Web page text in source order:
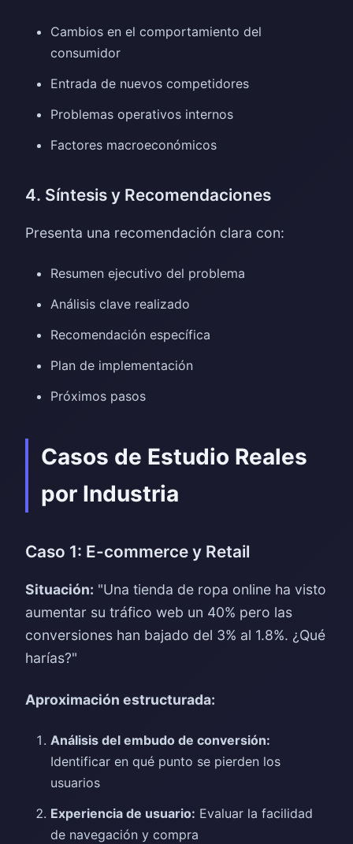
Cambios en el comportamiento del
consumidor
Entrada de nuevos competidores
Problemas operativos internos
Factores macroeconómicos
4. Síntesis y Recomendaciones
Presenta una recomendación clara con:
Resumen ejecutivo del problema
Análisis clave realizado
Recomendación específica
Plan de implementación
Próximos pasos
Casos de Estudio Reales
por Industria
Caso 1: E-commerce y Retail
Situación: "Una tienda de ropa online ha visto
aumentar su tráfico web un 40% pero las
conversiones han bajado del 3% al 1.8%. ¿Qué
harías?"
Aproximación estructurada:
Análisis del embudo de conversión:
Identificar en qué punto se pierden los
usuarios
Experiencia de usuario: Evaluar la facilidad
de navegación y compra